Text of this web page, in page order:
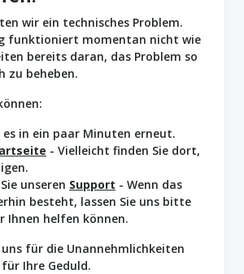
wir ein technisches Problem.
funktioniert momentan nicht wie
bereits daran, das Problem so
zu beheben.
es in ein paar Minuten erneut.
- Vielleicht finden Sie dort,
unseren Support - Wenn das
besteht, lassen Sie uns bitte
Ihnen helfen können.
für die Unannehmlichkeiten
Ihre Geduld.